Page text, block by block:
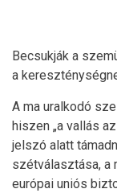
Becsukják a
a
A ma uralkodó
hiszen „a vallás
jelszó alatt
szétválasztása, a
európai uniós